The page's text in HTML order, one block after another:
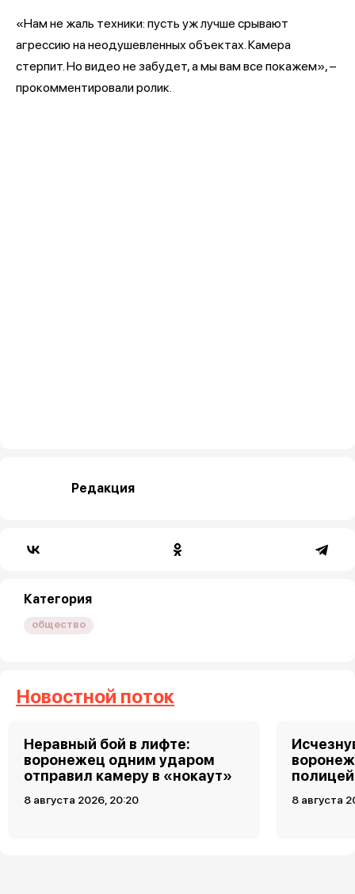
«Нам не жаль техники: пусть уж лучше срывают
агрессию на неодушевленных объектах. Камера
стерпит. Но видео не забудет, а мы вам все покажем», –
прокомментировали ролик.
Редакция
Категория
общество
Новостной поток
Неравный бой в лифте:
воронежец одним ударом
отправил камеру в «нокаут»
8 августа 2026, 20:20 8 августа